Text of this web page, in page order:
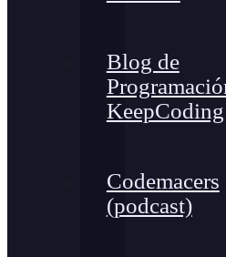
Blog de
KeepCoding
Codemacers
(podcast)